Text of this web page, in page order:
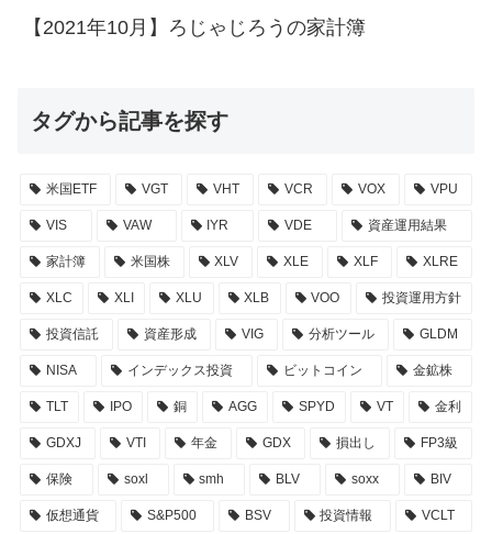
【2021年10月】ろじゃじろうの家計簿
タグから記事を探す
米国ETF VGT VHT VCR VOX VPU
VIS VAW IYR VDE 資産運用結果
家計簿 米国株 XLV XLE XLF XLRE
XLC XLI XLU XLB VOO 投資運用方針
投資信託 資産形成 VIG 分析ツール GLDM
NISA インデックス投資 ビットコイン 金鉱株
TLT IPO 銅 AGG SPYD VT 金利
GDXJ VTI 年金 GDX 損出し FP3級
保険 soxl smh BLV soxx BIV
仮想通貨 S&P500 BSV 投資情報 VCLT